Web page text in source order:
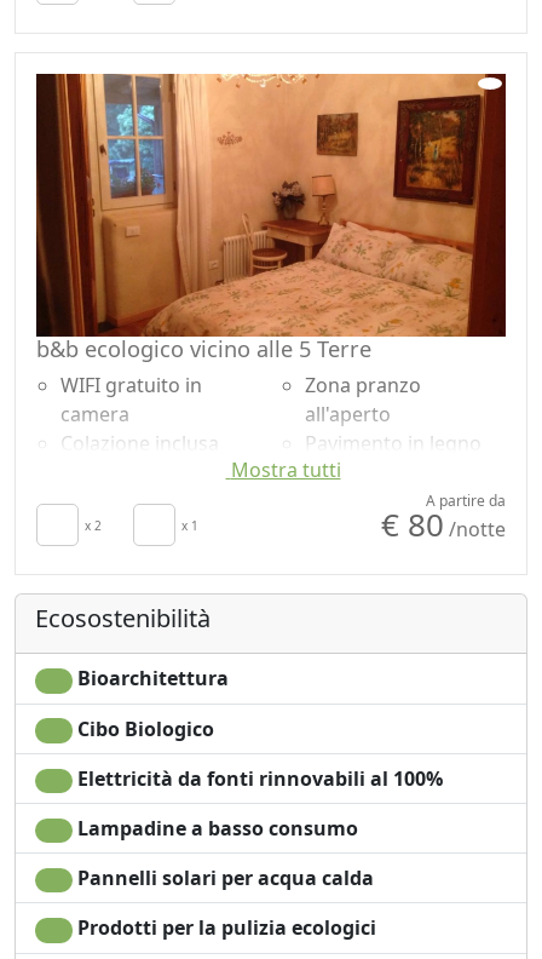
Lenzuola
Ingresso
indipendente
b&b ecologico vicino alle 5 Terre
WIFI gratuito in
camera
Colazione inclusa
autonomo
Terrazza
Lenzuola
Armadio o
Guardaroba
Zona pranzo
all'aperto
Pavimento in legno
naturale
Vasca da bagno
Giardino
Ingresso
Mostra tutti
x 2 x 1
A partire da
€ 80 /notte
Ecosostenibilità
Bioarchitettura
Cibo Biologico
Elettricità da fonti rinnovabili al 100%
Lampadine a basso consumo
Pannelli solari per acqua calda
Prodotti per la pulizia ecologici